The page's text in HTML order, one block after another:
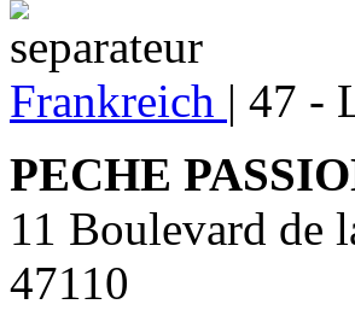
Frankreich | 47 -
PECHE
11 Boulevard de
47110